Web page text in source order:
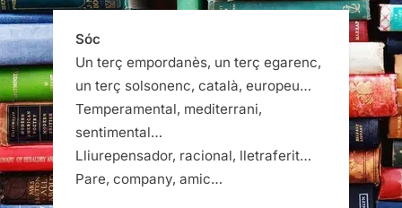
Sóc
Un terç empordanès, un terç egarenc,
un terç solsonenc, català, europeu…
Temperamental, mediterrani,
sentimental…
Lliurepensador, racional, lletraferit…
Pare, company, amic…